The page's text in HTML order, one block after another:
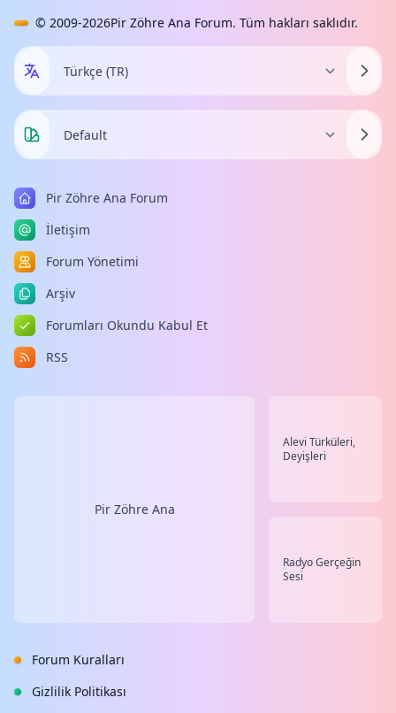
© 2009-2026Pir Zöhre Ana Forum. Tüm hakları saklıdır.
Pir Zöhre Ana Forum
İletişim
Forum Yönetimi
Arşiv
Forumları Okundu Kabul Et
RSS
Pir Zöhre Ana
Alevi Türküleri,
Deyişleri
Radyo Gerçeğin
Sesi
Forum Kuralları
Gizlilik Politikası